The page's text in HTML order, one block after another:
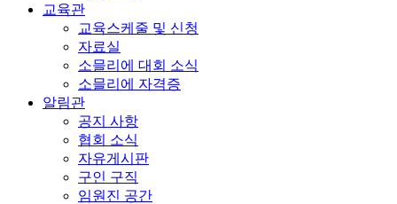
교육관
교육스케줄 및 신청
자료실
소믈리에 대회 소식
소믈리에 자격증
알림관
공지 사항
협회 소식
자유게시판
구인 구직
임원진 공간